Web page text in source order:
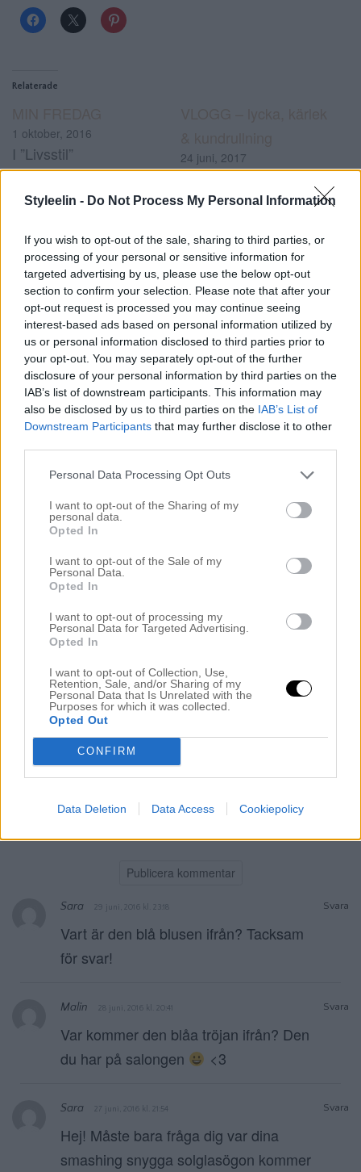
Styleelin - Do Not Process My Personal Information
If you wish to opt-out of the sale, sharing to third parties, or
processing of your personal or sensitive information for
targeted advertising by us, please use the below opt-out
section to confirm your selection. Please note that after your
opt-out request is processed you may continue seeing
interest-based ads based on personal information utilized by
us or personal information disclosed to third parties prior to
your opt-out. You may separately opt-out of the further
disclosure of your personal information by third parties on the
IAB’s list of downstream participants. This information may
also be disclosed by us to third parties on the IAB’s List of
Downstream Participants that may further disclose it to other
Personal Data Processing Opt Outs
I want to opt-out of the Sharing of my
personal data.
Opted In
I want to opt-out of the Sale of my
Personal Data.
Opted In
I want to opt-out of processing my
Personal Data for Targeted Advertising.
Opted In
I want to opt-out of Collection, Use,
Retention, Sale, and/or Sharing of my
Personal Data that Is Unrelated with the
Purposes for which it was collected.
Opted Out
CONFIRM
Data Deletion Data Access Cookiepolicy
Relaterade
1 oktober, 2016
I ”Livsstil” 24 juni, 2017
I ”Före och efter”
livet & thaibullar
@Berns
29 september, 2017
I ”Före och efter”
#elinjohansson #före och efter hår
#hårtips
#vlogg
Kommentarer
Namn*
E-postadress
Webbplats
Svara
Sara 29 juni, 2016 kl. 23:18
Vart är den blå blusen ifrån? Tacksam
för svar!
Svara
Malin 28 juni, 2016 kl. 20:41
Var kommer den blåa tröjan ifrån? Den
du har på salongen
<3
Svara
Sara 27 juni, 2016 kl. 21:54
Hej! Måste bara fråga dig var dina
smashing snygga solglasögon kommer